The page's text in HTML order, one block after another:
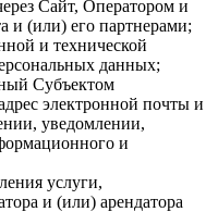
Сайт, Оператором и
и (или) его партнерами;
и технической
данных;
Субъектом
электронной почты и
уведомлении,
и
услуги,
и (или) арендатора